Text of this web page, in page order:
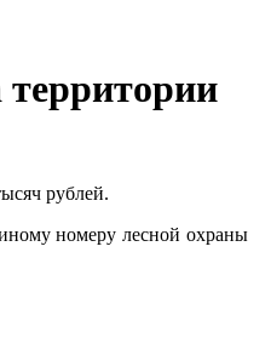
территории
рублей.
номеру лесной охраны